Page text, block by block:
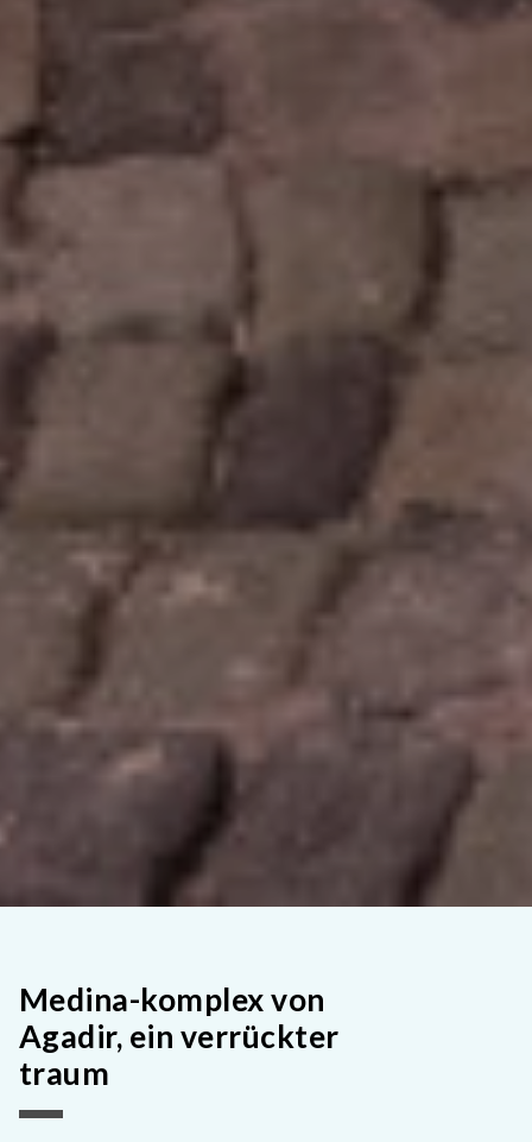
Medina-komplex von
Agadir, ein verrückter
traum